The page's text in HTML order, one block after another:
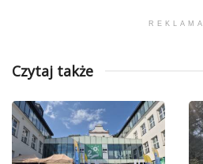
REKLAMA
Czytaj także